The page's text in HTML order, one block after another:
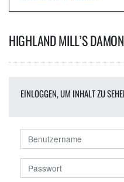
HIGHLAND MILL’S
EINLOGGEN, UM INHALT ZU